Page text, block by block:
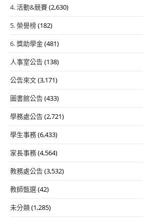
4. 活動&競賽(2,630)
5. 榮譽榜(182)
6. 獎助學金(481)
人事室公告(138)
公告來文(3,171)
圖書館公告(433)
學務處公告(2,721)
學生事務(6,433)
家長事務(4,564)
教務處公告(3,532)
教師甄選(42)
未分類(1,285)